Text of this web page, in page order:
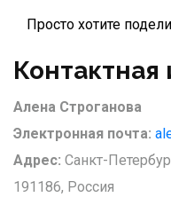
Просто хотите
Алена Строганова
Электронная почта:
Адрес: Санкт-
191186, Россия